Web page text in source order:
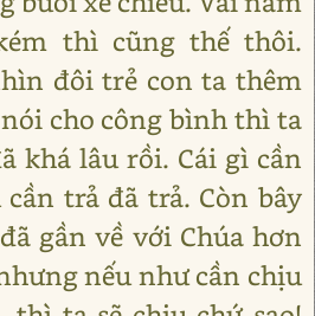
thì cũng thế thôi.
đôi trẻ con ta thêm
cho công bình thì ta
khá lâu rồi. Cái gì cần
trả đã trả. Còn bây
gần về với Chúa hơn
nếu như cần chịu